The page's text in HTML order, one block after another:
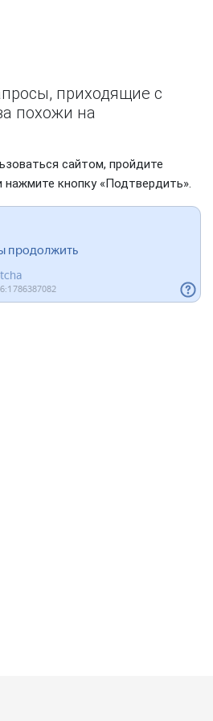
приходящие с
похожи на
сайтом, пройдите
нажмите кнопку «Подтвердить».